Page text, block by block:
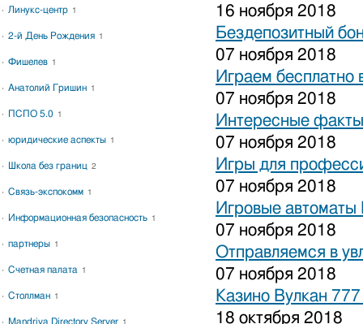
16 ноября 2018
Бездепозитный
07 ноября 2018
Играем бесплатно
07 ноября 2018
Интересные
07 ноября 2018
Игры для
07 ноября 2018
Игровые автоматы
07 ноября 2018
Отправляемся в
07 ноября 2018
Казино Вулкан
18 октября 2018
Линукс-центр 1
2-й День Рождения 1
Фишелев 1
Анатолий Гришин 1
ПСПО 5.0 1
юридические аспекты 1
Школа без границ 2
Связь-экспокомм 1
Информационная безопасность 1
партнеры 1
Счетная палата 1
Столлман 1
Mandriva Directory Server 1